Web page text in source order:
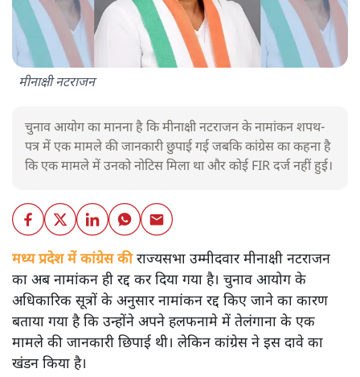
मीनाक्षी नटराजन
चुनाव आयोग का मानना है कि मीनाक्षी नटराजन के नामांकन शपथ-
पत्र में एक मामले की जानकारी छुपाई गई जबकि कांग्रेस का कहना है
कि एक मामले में उनको नोटिस मिला था और कोई FIR दर्ज नहीं हुई।
मध्य प्रदेश में कांग्रेस कीराज्यसभा उम्मीदवार मीनाक्षी नटराजन
का अब नामांकन ही रद्द कर दिया गया है। चुनाव आयोग के
अधिकारिक सूत्रों के अनुसार नामांकन रद्द किए जाने का कारण
बताया गया है कि उन्होंने अपने हलफनामे में तेलंगाना के एक
मामले की जानकारी छिपाई थी। लेकिन कांग्रेस ने इस दावे का
खंडन किया है।